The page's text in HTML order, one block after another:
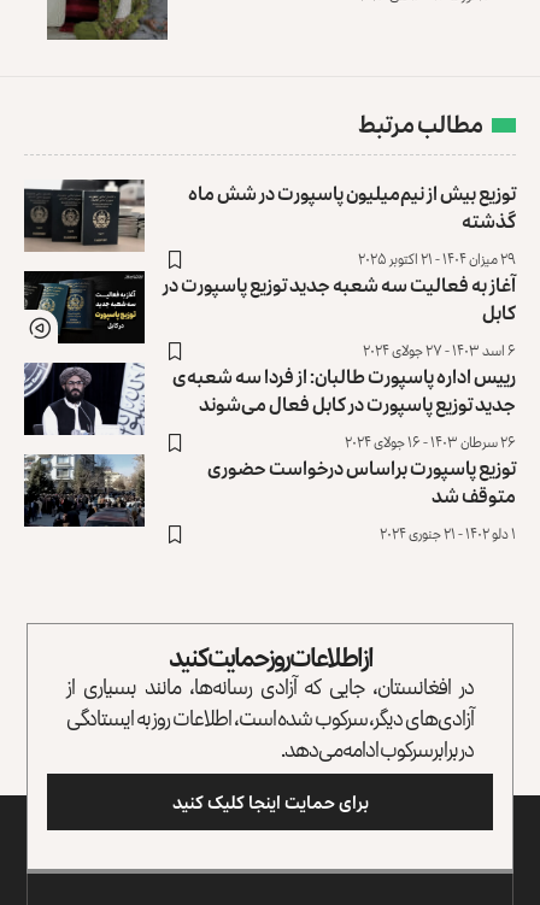
مطالب مرتبط
توزیع بیش از نیم‌میلیون پاسپورت در شش ماه
گذشته
۲۹ میزان ۱۴۰۴ - ۲۱ اکتوبر ۲۰۲۵
آغاز به فعالیت سه شعبه جدید توزیع پاسپورت در
کابل
۶ اسد ۱۴۰۳ - ۲۷ جولای ۲۰۲۴
رییس اداره پاسپورت طالبان: از فردا سه شعبه‌ی
جدید توزیع پاسپورت در کابل فعال می‌شوند
۲۶ سرطان ۱۴۰۳ - ۱۶ جولای ۲۰۲۴
توزیع پاسپورت براساس درخواست حضوری
متوقف شد
۱ دلو ۱۴۰۲ - ۲۱ جنوری ۲۰۲۴
از اطلاعات روز حمایت کنید
در افغانستان، جایی که آزادی رسانه‌ها، مانند بسیاری از
آزادی‌های دیگر، سرکوب شده است، اطلاعات روز به ایستادگی
در برابر سرکوب ادامه می‌دهد.
برای حمایت اینجا کلیک کنید